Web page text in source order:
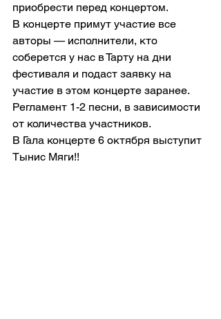
приобрести перед концертом.
В концерте примут участие все
авторы — исполнители, кто
соберется у нас в Тарту на дни
фестиваля и подаст заявку на
участие в этом концерте заранее.
Регламент 1-2 песни, в зависимости
от количества участников.
В Гала концерте 6 октября выступит
Тынис Мяги!!